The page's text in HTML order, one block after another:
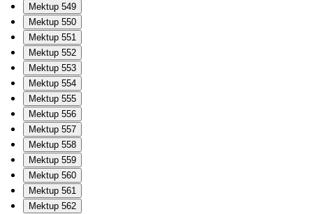
Mektup 549
Mektup 550
Mektup 551
Mektup 552
Mektup 553
Mektup 554
Mektup 555
Mektup 556
Mektup 557
Mektup 558
Mektup 559
Mektup 560
Mektup 561
Mektup 562